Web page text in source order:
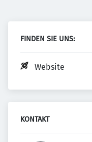
FINDEN SIE UNS:
Website
KONTAKT